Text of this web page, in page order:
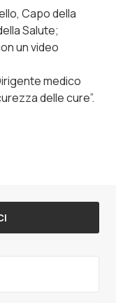
Capo della
Salute;
un video
medico
delle cure”.